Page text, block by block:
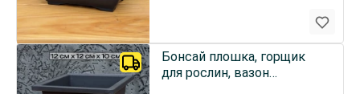
Бонсай плошка, горщик
для рослин, вазон